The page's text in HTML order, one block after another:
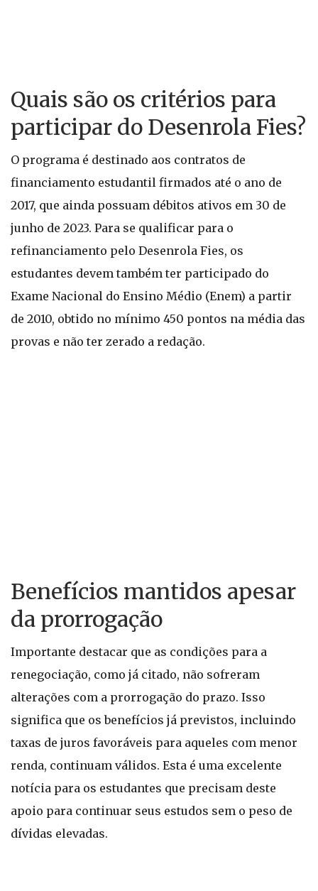
Quais são os critérios para
participar do Desenrola Fies?
O programa é destinado aos contratos de
financiamento estudantil firmados até o ano de
2017, que ainda possuam débitos ativos em 30 de
junho de 2023. Para se qualificar para o
refinanciamento pelo Desenrola Fies, os
estudantes devem também ter participado do
Exame Nacional do Ensino Médio (Enem) a partir
de 2010, obtido no mínimo 450 pontos na média das
provas e não ter zerado a redação.
Benefícios mantidos apesar
da prorrogação
Importante destacar que as condições para a
renegociação, como já citado, não sofreram
alterações com a prorrogação do prazo. Isso
significa que os benefícios já previstos, incluindo
taxas de juros favoráveis para aqueles com menor
renda, continuam válidos. Esta é uma excelente
notícia para os estudantes que precisam deste
apoio para continuar seus estudos sem o peso de
dívidas elevadas.